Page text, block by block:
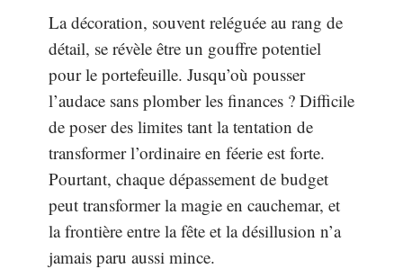
La décoration, souvent reléguée au rang de
détail, se révèle être un gouffre potentiel
pour le portefeuille. Jusqu’où pousser
l’audace sans plomber les finances ? Difficile
de poser des limites tant la tentation de
transformer l’ordinaire en féerie est forte.
Pourtant, chaque dépassement de budget
peut transformer la magie en cauchemar, et
la frontière entre la fête et la désillusion n’a
jamais paru aussi mince.